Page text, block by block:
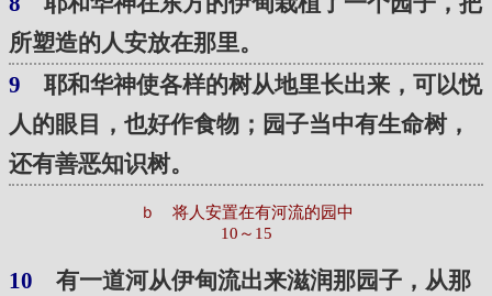
所塑造的人安放在那里。
9 耶和华神使各样的树从地里长出来，可以悦
人的眼目，也好作食物；园子当中有生命树，
还有善恶知识树。
ｂ 将人安置在有河流的园中
10～15
10 有一道河从伊甸流出来滋润那园子，从那